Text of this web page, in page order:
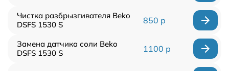
Чистка разбрызгивателя Beko
DSFS 1530 S
850 р
Замена датчика соли Beko
DSFS 1530 S
1100 р